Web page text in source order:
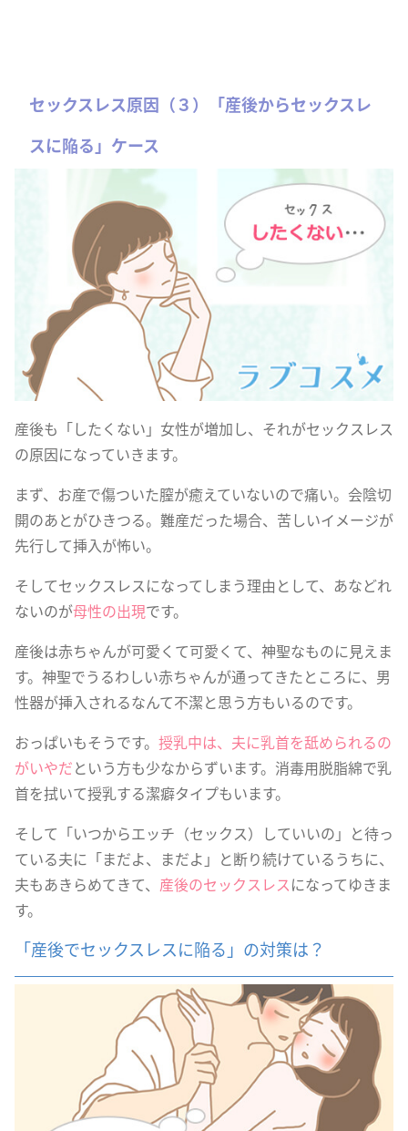
セックスレス原因（３）「産後からセックスレ
スに陥る」ケース
産後も「したくない」女性が増加し、それがセックスレス
の原因になっていきます。
まず、お産で傷ついた膣が癒えていないので痛い。会陰切
開のあとがひきつる。難産だった場合、苦しいイメージが
先行して挿入が怖い。
そしてセックスレスになってしまう理由として、あなどれ
ないのが母性の出現です。
産後は赤ちゃんが可愛くて可愛くて、神聖なものに見えま
す。神聖でうるわしい赤ちゃんが通ってきたところに、男
性器が挿入されるなんて不潔と思う方もいるのです。
おっぱいもそうです。 授乳中は、夫に乳首を舐められるの
がいやだという方も少なからずいます。消毒用脱脂綿で乳
首を拭いて授乳する潔癖タイプもいます。
そして「いつからエッチ（セックス）していいの」と待っ
ている夫に「まだよ、まだよ」と断り続けているうちに、
夫もあきらめてきて、 産後のセックスレスになってゆきま
す。
「産後でセックスレスに陥る」の対策は？